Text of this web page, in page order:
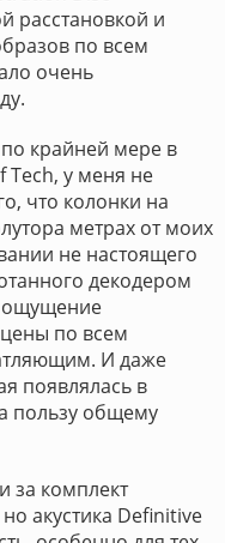
расстановкой и
по всем
очень
по крайней мере в
Tech, у меня не
что колонки на
метрах от моих
не настоящего
декодером
ощущение
по всем
И даже
появлялась в
пользу общему
за комплект
акустика Definitive